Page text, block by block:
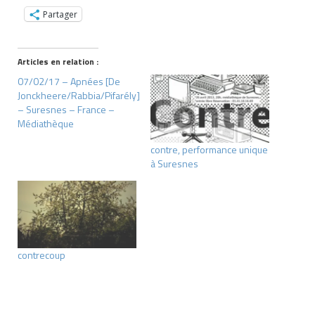
Partager
Articles en relation :
07/02/17 – Apnées [De
Jonckheere/Rabbia/Pifarély]
– Suresnes – France –
Médiathèque
contre, performance unique
à Suresnes
contrecoup